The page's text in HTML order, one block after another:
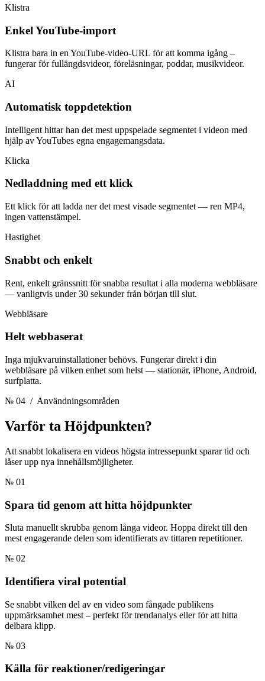
Klistra
Enkel YouTube-import
Klistra bara in en YouTube-video-URL för att komma igång –
fungerar för fullängdsvideor, föreläsningar, poddar, musikvideor.
AI
Automatisk toppdetektion
Intelligent hittar han det mest uppspelade segmentet i videon med
hjälp av YouTubes egna engagemangsdata.
Klicka
Nedladdning med ett klick
Ett klick för att ladda ner det mest visade segmentet — ren MP4,
ingen vattenstämpel.
Hastighet
Snabbt och enkelt
Rent, enkelt gränssnitt för snabba resultat i alla moderna webbläsare
— vanligtvis under 30 sekunder från början till slut.
Webbläsare
Helt webbaserat
Inga mjukvaruinstallationer behövs. Fungerar direkt i din
webbläsare på vilken enhet som helst — stationär, iPhone, Android,
surfplatta.
№ 04 / Användningsområden
Varför ta Höjdpunkten?
Att snabbt lokalisera en videos högsta intressepunkt sparar tid och
låser upp nya innehållsmöjligheter.
№ 01
Spara tid genom att hitta höjdpunkter
Sluta manuellt skrubba genom långa videor. Hoppa direkt till den
mest engagerande delen som identifierats av tittaren repetitioner.
№ 02
Identifiera viral potential
Se snabbt vilken del av en video som fångade publikens
uppmärksamhet mest – perfekt för trendanalys eller för att hitta
delbara klipp.
№ 03
Källa för reaktioner/redigeringar